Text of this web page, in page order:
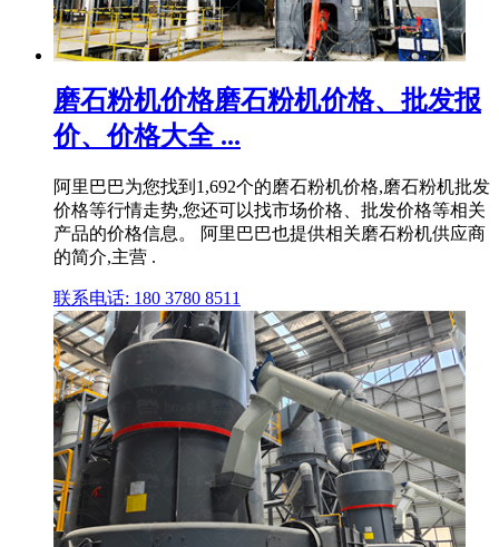
磨石粉机价格磨石粉机价格、批发报
价、价格大全 ...
阿里巴巴为您找到1,692个的磨石粉机价格,磨石粉机批发
价格等行情走势,您还可以找市场价格、批发价格等相关
产品的价格信息。 阿里巴巴也提供相关磨石粉机供应商
的简介,主营 .
联系电话: 180 3780 8511